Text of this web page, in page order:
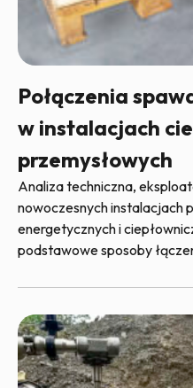
Połączenia
w instalacjach
przemysłowych
Analiza techniczna,
nowoczesnych instalacjach
energetycznych i
podstawowe sposoby